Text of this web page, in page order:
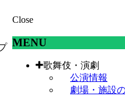
Close
MENU
歌舞伎・演劇
公演情報
劇場・施設